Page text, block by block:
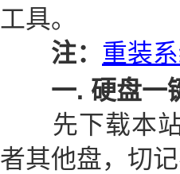
工具。
注： 重装
一. 硬盘一
先下载本站
者其他盘，切